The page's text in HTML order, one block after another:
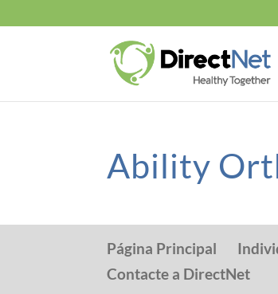
Ability
Página Principal
Contacte a DirectNet